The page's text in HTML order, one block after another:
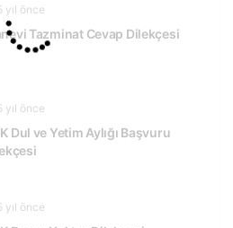
yıl önce
Tazminat Cevap Dilekçesi
yıl önce
Dul ve Yetim Aylığı Başvuru
yıl önce